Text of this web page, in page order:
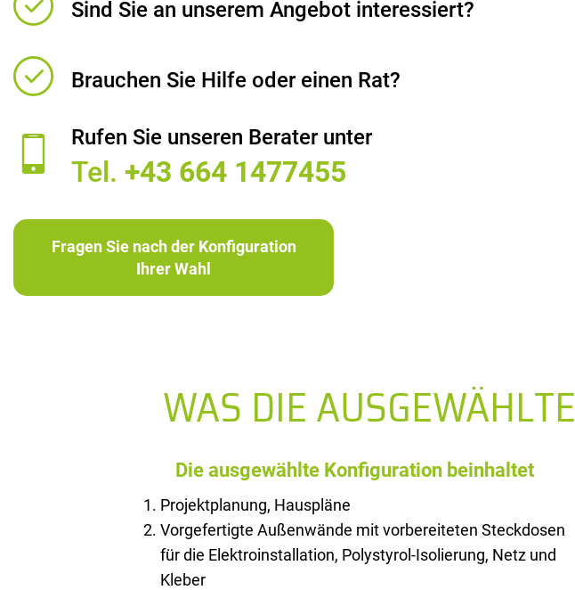
Sind Sie an unserem Angebot interessiert?
Brauchen Sie Hilfe oder einen Rat?
Rufen Sie unseren Berater unter
Tel. +43 664 1477455
Fragen Sie nach der Konfiguration
Ihrer Wahl
WAS DIE AUSGEWÄHLTE
Die ausgewählte Konfiguration beinhaltet
Projektplanung, Hauspläne
Vorgefertigte Außenwände mit vorbereiteten Steckdosen
für die Elektroinstallation, Polystyrol-Isolierung, Netz und
Kleber